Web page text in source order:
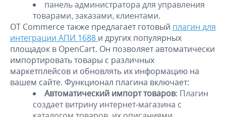
панель администратора для управления
товарами, заказами, клиентами.
OT Commerce также предлагает готовый плагин для
интеграции АПИ 1688 и других популярных
площадок в OpenCart. Он позволяет автоматически
импортировать товары с различных
маркетплейсов и обновлять их информацию на
вашем сайте. Функционал плагина включает:
Автоматический импорт товаров: Плагин
создает витрину интернет-магазина с